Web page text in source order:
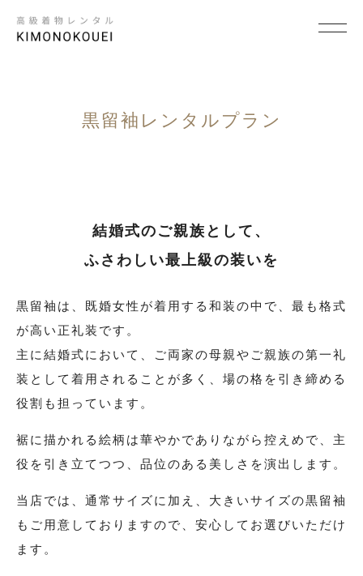
卒入学式・卒入園式
パーティ・ビジネス
七五三
観劇・お茶会・街歩き
夏のイベント
ITEM
着物の種類から探す
黒留袖レンタルプラン
結婚式のご親族として、
ふさわしい最上級の装いを
黒留袖は、既婚女性が着用する和装の中で、最も格式
が高い正礼装です。
主に結婚式において、ご両家の母親やご親族の第一礼
装として着用されることが多く、 場の格を引き締める
役割も担っています。
裾に描かれる絵柄は華やかでありながら控えめで、 主
役を引き立てつつ、品位のある美しさを演出します。
当店では、通常サイズに加え、大きいサイズの黒留袖
もご用意しておりますので、 安心してお選びいただけ
ます。